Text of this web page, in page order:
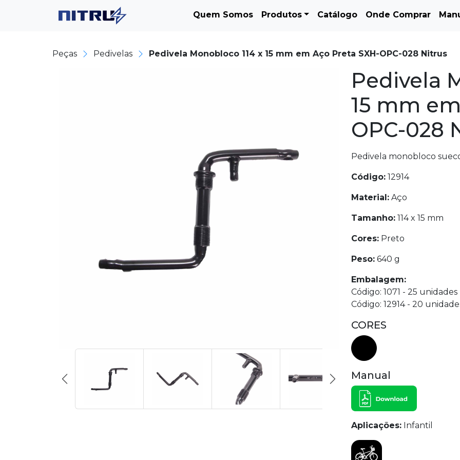
Quem Somos Produtos Catálogo Onde Comprar
Peças Pedivelas Pedivela Monobloco 114 x 15 mm em Aço Preta SXH-OPC-028 Nitrus
Pedivela
15 mm
OPC-028
Pedivela monobloco
Código: 12914
Material: Aço
Tamanho: 114 x 15 mm
Cores: Preto
Peso: 640 g
Embalagem:
Código: 1071 - 25 unidades
Código: 12914 - 20
CORES
Manual
Aplicações: Infantil